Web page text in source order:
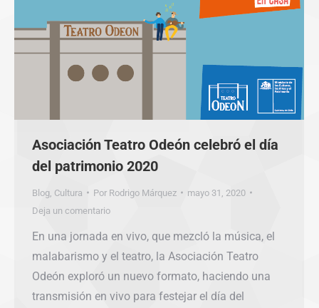
Asociación Teatro Odeón celebró el día
del patrimonio 2020
Blog Cultura Por Rodrigo Márquez
mayo 31, 2020
Deja un comentario
En una jornada en vivo, que mezcló la música, el
malabarismo y el teatro, la Asociación Teatro
Odeón exploró un nuevo formato, haciendo una
transmisión en vivo para festejar el día del